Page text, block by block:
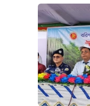
প্রতিষ্ঠান